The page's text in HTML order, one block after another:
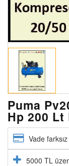
Puma
Hp 200
Vade
5000 TL